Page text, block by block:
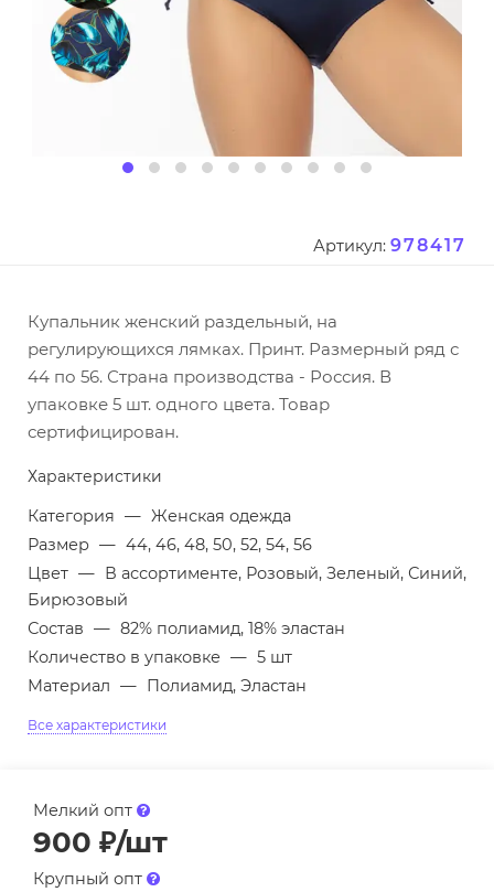
Артикул: 978417
Купальник женский раздельный, на
регулирующихся лямках. Принт. Размерный ряд с
44 по 56. Страна производства - Россия. В
упаковке 5 шт. одного цвета. Товар
сертифицирован.
Характеристики
Категория — Женская одежда
Размер — 44, 46, 48, 50, 52, 54, 56
Цвет — В ассортименте, Розовый, Зеленый, Синий,
Бирюзовый
Состав — 82% полиамид, 18% эластан
Количество в упаковке — 5 шт
Материал — Полиамид, Эластан
Все характеристики
Мелкий опт
900 ₽/шт
Крупный опт